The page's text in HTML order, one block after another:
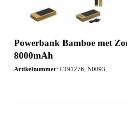
Kerstpakketten
TOP 50
Powerbank Bamboe met
8000mAh
Artikelnummer: LT91276_N0093